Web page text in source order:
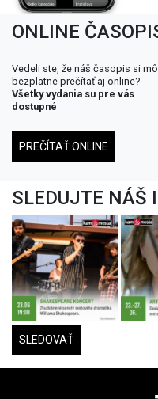
ONLINE
Vedeli ste, že náš časopis si
bezplatne prečítať aj online?
Všetky vydania su pre vás
dostupné
PREČÍTAŤ ONLINE
SLEDUJTE NÁŠ
SLEDOVAŤ